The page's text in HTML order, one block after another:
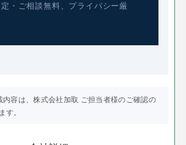
・ご相談無料、プライバシー厳
容は、株式会社加取 ご担当者様のご確認の
す。